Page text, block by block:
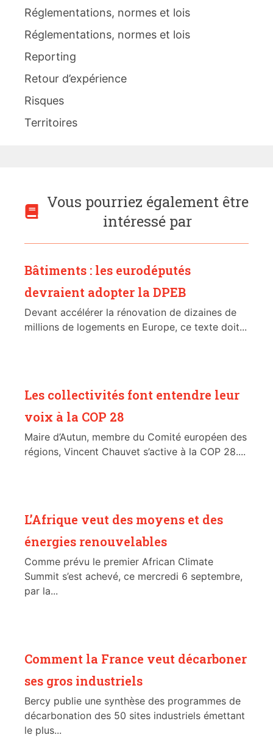
Réglementations, normes et lois
Réglementations, normes et lois
Reporting
Retour d’expérience
Risques
Territoires
Vous pourriez également être
intéressé par
Bâtiments : les eurodéputés
devraient adopter la DPEB
Devant accélérer la rénovation de dizaines de
millions de logements en Europe, ce texte doit...
Les collectivités font entendre leur
voix à la COP 28
Maire d’Autun, membre du Comité européen des
régions, Vincent Chauvet s’active à la COP 28....
L’Afrique veut des moyens et des
énergies renouvelables
Comme prévu le premier African Climate
Summit s’est achevé, ce mercredi 6 septembre,
par la...
Comment la France veut décarboner
ses gros industriels
Bercy publie une synthèse des programmes de
décarbonation des 50 sites industriels émettant
le plus...